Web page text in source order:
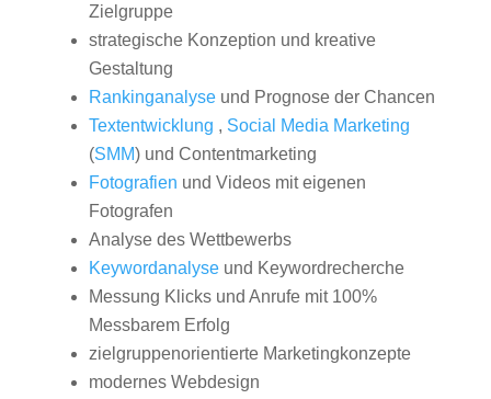
Zielgruppe
strategische Konzeption und kreative
Gestaltung
Rankinganalyseund Prognose der Chancen
Textentwicklung , Social Media Marketing
(SMM) und Contentmarketing
Fotografien und Videos mit eigenen
Fotografen
Analyse des Wettbewerbs
Keywordanalyseund Keywordrecherche
Messung Klicks und Anrufe mit 100%
Messbarem Erfolg
zielgruppenorientierte Marketingkonzepte
modernes Webdesign